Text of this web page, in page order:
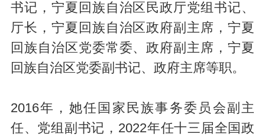
书记，宁夏回族自治区民政厅党组书记、
厅长，宁夏回族自治区政府副主席，宁夏
回族自治区党委常委、政府副主席，宁夏
回族自治区党委副书记、政府主席等职。
2016年，她任国家民族事务委员会副主
任、党组副书记，2022年任十三届全国政